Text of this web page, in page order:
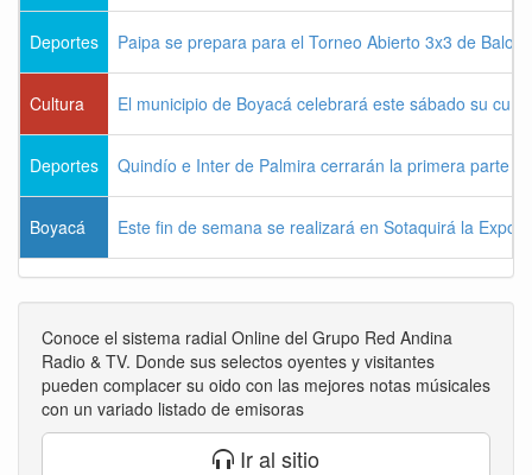
Deportes Paipa se prepara para el Torneo Abierto 3x3 de
Cultura El municipio de Boyacá celebrará este sábado su
Deportes Quindío e Inter de Palmira cerrarán la primera parte
Boyacá Este fin de semana se realizará en Sotaquirá la
Conoce el sistema radial Online del Grupo Red Andina
Radio & TV. Donde sus selectos oyentes y visitantes
pueden complacer su oido con las mejores notas músicales
con un variado listado de emisoras
Ir al sitio